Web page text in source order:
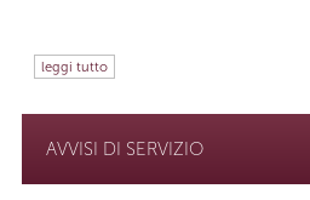
leggi tutto
AVVISI DI SERVIZIO